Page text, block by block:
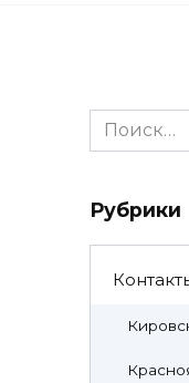
Search
for:
Рубрики